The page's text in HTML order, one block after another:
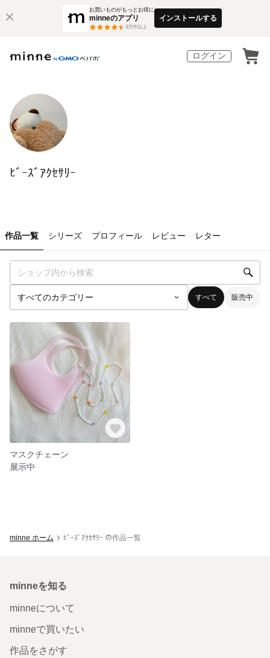
お買いものがもっとお得に
minneのアプリ
3万件以上
インストールする
ログイン
ﾋﾞｰｽﾞｱｸｾｻﾘｰ
作品一覧 シリーズ プロフィール レビュー レター
すべて 販売中
マスクチェーン
展示中
minne ホーム ﾋﾞｰｽﾞｱｸｾｻﾘｰ の作品一覧
minneを知る
minneについて
minneで買いたい
作品をさがす